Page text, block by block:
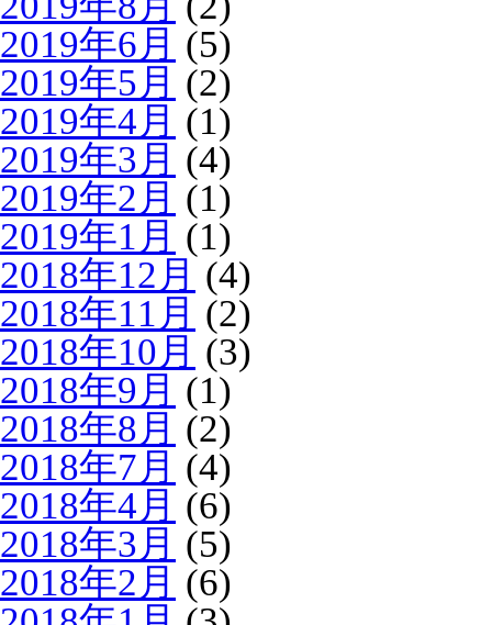
2019年6月 (5)
2019年5月 (2)
2019年4月 (1)
2019年3月 (4)
2019年2月 (1)
2019年1月 (1)
2018年12月 (4)
2018年11月 (2)
2018年10月 (3)
2018年9月 (1)
2018年8月 (2)
2018年7月 (4)
2018年4月 (6)
2018年3月 (5)
2018年2月 (6)